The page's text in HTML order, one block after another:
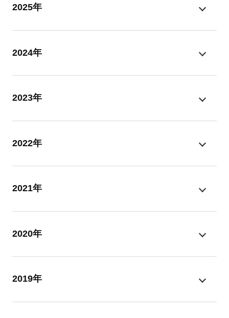
2025年
2024年
2023年
2022年
2021年
2020年
2019年